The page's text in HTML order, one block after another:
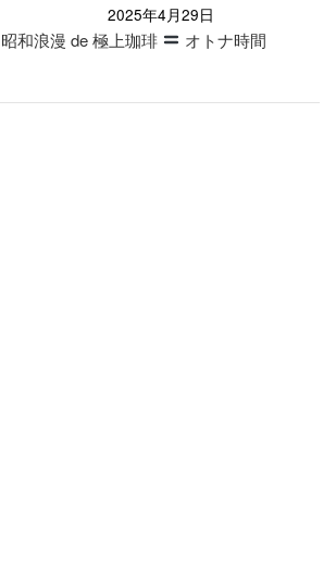
2025年4月29日
昭和浪漫 de 極上珈琲 オトナ時間